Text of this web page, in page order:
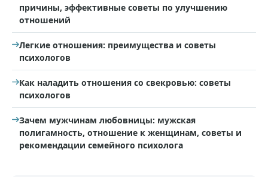
причины, эффективные советы по улучшению
отношений
Легкие отношения: преимущества и советы
психологов
Как наладить отношения со свекровью: советы
психологов
Зачем мужчинам любовницы: мужская
полигамность, отношение к женщинам, советы и
рекомендации семейного психолога